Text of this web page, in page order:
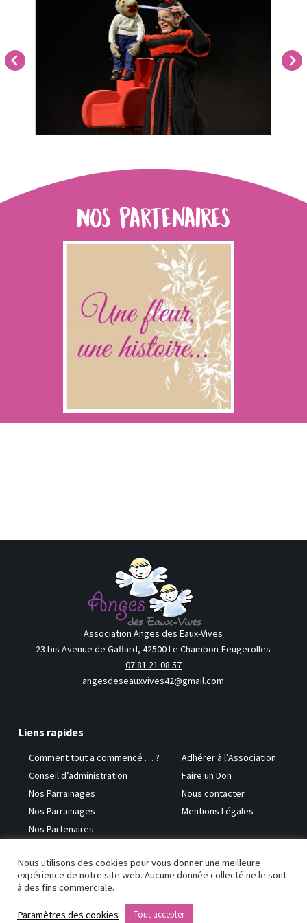
Nos partenaires
Association Anges des Eaux-Vives
23 bis Avenue de Gaffard, 42500 Le Chambon-Feugerolles
07 81 21 08 57
angesdeseauxvives42@gmail.com
Liens rapides
Comment tout a commencé … ?
Conseil d’administration
Nos Parrainages
Nos Parrainages
Nos Partenaires
Adhérer à l’Association
Faire un Don
Nous contacter
Mentions Légales
Copyright © 2026 Anges des Eaux-Vives
Nous utilisons des cookies pour vous donner une meilleure
expérience de notre site web. Aucune donnée collecté ne le sont
à des fins commerciale.
Paramètres des cookies Tout accepter